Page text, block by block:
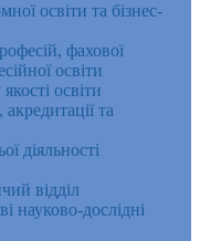
освіти та бізнес-
фахової
освіти
освіти
та
діяльності
відділ
науково-дослідні